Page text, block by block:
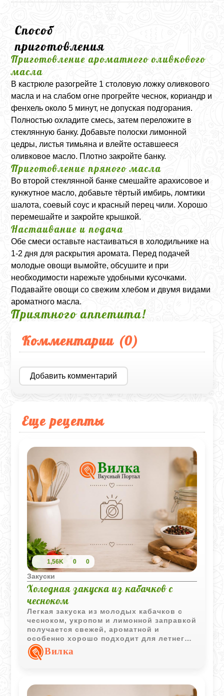
Способ
приготовления
Приготовление ароматного оливкового
масла
В кастрюле разогрейте 1 столовую ложку оливкового
масла и на слабом огне прогрейте чеснок, кориандр и
фенхель около 5 минут, не допуская подгорания.
Полностью охладите смесь, затем переложите в
стеклянную банку. Добавьте полоски лимонной
цедры, листья тимьяна и влейте оставшееся
оливковое масло. Плотно закройте банку.
Приготовление пряного масла
Во второй стеклянной банке смешайте арахисовое и
кунжутное масло, добавьте тёртый имбирь, ломтики
шалота, соевый соус и красный перец чили. Хорошо
перемешайте и закройте крышкой.
Настаивание и подача
Обе смеси оставьте настаиваться в холодильнике на
1-2 дня для раскрытия аромата. Перед подачей
молодые овощи вымойте, обсушите и при
необходимости нарежьте удобными кусочками.
Подавайте овощи со свежим хлебом и двумя видами
ароматного масла.
Приятного аппетита!
Комментарии (0)
Добавить комментарий
Еще рецепты
1,56K 0 0
Закуски
Холодная закуска из кабачков с
чесноком
Легкая закуска из молодых кабачков с
чесноком, укропом и лимонной заправкой
получается свежей, ароматной и
особенно хорошо подходит для летнего
стола.Вилка